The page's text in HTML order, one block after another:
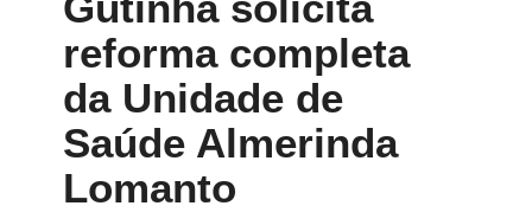
reforma completa
da Unidade de
Saúde Almerinda
Lomanto